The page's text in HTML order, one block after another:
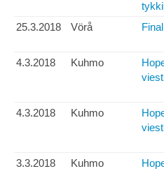
25.3.2018
Vörå
4.3.2018 Kuhmo
4.3.2018
Kuhmo
3.3.2018
Kuhmo